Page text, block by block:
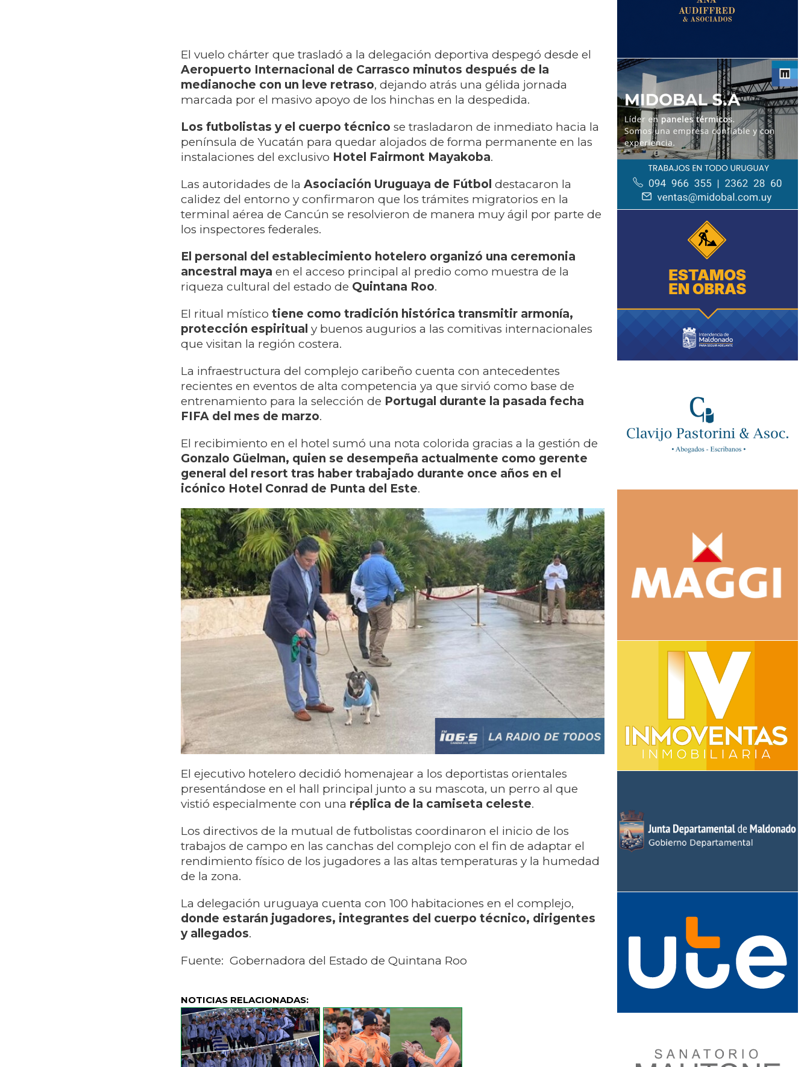
El vuelo chárter que trasladó a la delegación deportiva despegó desde el
Aeropuerto Internacional de Carrasco minutos después de la
medianoche con un leve retraso, dejando atrás una gélida jornada
marcada por el masivo apoyo de los hinchas en la despedida.
Los futbolistas y el cuerpo técnico se trasladaron de inmediato hacia la
península de Yucatán para quedar alojados de forma permanente en las
instalaciones del exclusivo Hotel Fairmont Mayakoba.
Las autoridades de la Asociación Uruguaya de Fútbol destacaron la
calidez del entorno y confirmaron que los trámites migratorios en la
terminal aérea de Cancún se resolvieron de manera muy ágil por parte de
los inspectores federales.
El personal del establecimiento hotelero organizó una ceremonia
ancestral maya en el acceso principal al predio como muestra de la
riqueza cultural del estado de Quintana Roo.
El ritual místico tiene como tradición histórica transmitir armonía,
protección espiritual y buenos augurios a las comitivas internacionales
que visitan la región costera.
La infraestructura del complejo caribeño cuenta con antecedentes
recientes en eventos de alta competencia ya que sirvió como base de
entrenamiento para la selección de Portugal durante la pasada fecha
FIFA del mes de marzo.
El recibimiento en el hotel sumó una nota colorida gracias a la gestión de
Gonzalo Güelman, quien se desempeña actualmente como gerente
general del resort tras haber trabajado durante once años en el
icónico Hotel Conrad de Punta del Este.
El ejecutivo hotelero decidió homenajear a los deportistas orientales
presentándose en el hall principal junto a su mascota, un perro al que
vistió especialmente con una réplica de la camiseta celeste.
Los directivos de la mutual de futbolistas coordinaron el inicio de los
trabajos de campo en las canchas del complejo con el fin de adaptar el
rendimiento físico de los jugadores a las altas temperaturas y la humedad
de la zona.
La delegación uruguaya cuenta con 100 habitaciones en el complejo,
donde estarán jugadores, integrantes del cuerpo técnico, dirigentes
y allegados.
Fuente: Gobernadora del Estado de Quintana Roo
NOTICIAS RELACIONADAS: